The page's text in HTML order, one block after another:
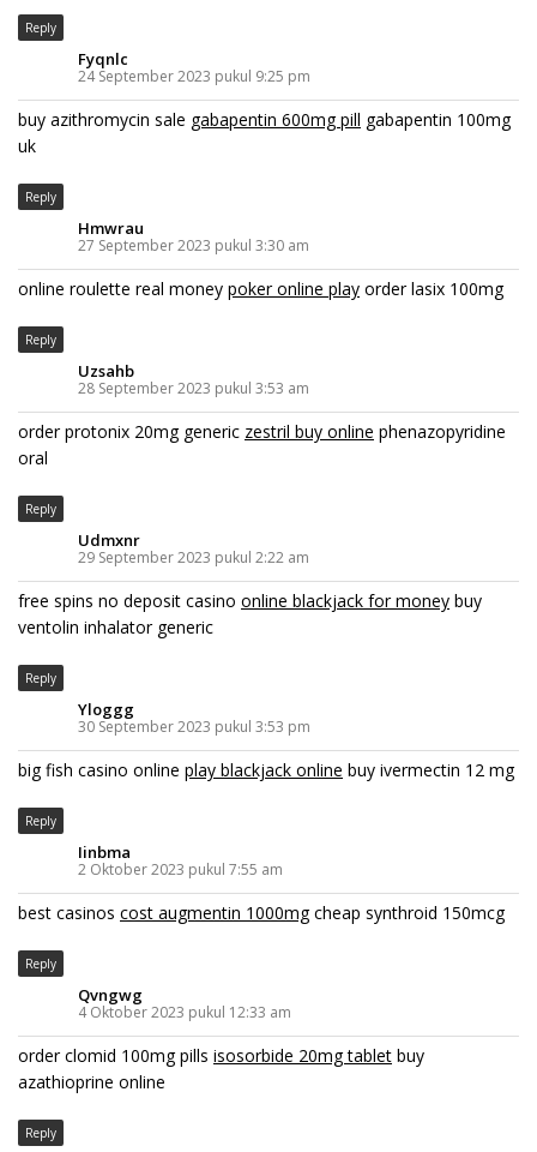
Reply
Fyqnlc
24 September 2023 pukul 9:25 pm
buy azithromycin sale gabapentin 600mg pill gabapentin 100mg
uk
Reply
Hmwrau
27 September 2023 pukul 3:30 am
online roulette real money poker online play order lasix 100mg
Reply
Uzsahb
28 September 2023 pukul 3:53 am
order protonix 20mg generic zestril buy online phenazopyridine
oral
Reply
Udmxnr
29 September 2023 pukul 2:22 am
free spins no deposit casino online blackjack for money buy
ventolin inhalator generic
Reply
Yloggg
30 September 2023 pukul 3:53 pm
big fish casino online play blackjack online buy ivermectin 12 mg
Reply
Iinbma
2 Oktober 2023 pukul 7:55 am
best casinos cost augmentin 1000mgcheap synthroid 150mcg
Reply
Qvngwg
4 Oktober 2023 pukul 12:33 am
order clomid 100mg pills isosorbide 20mg tablet buy
azathioprine online
Reply